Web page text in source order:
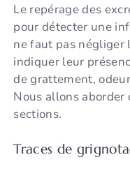
Le repérage des
pour détecter une
ne faut pas négliger
indiquer leur
de grattement,
Nous allons aborder
sections.
Traces de